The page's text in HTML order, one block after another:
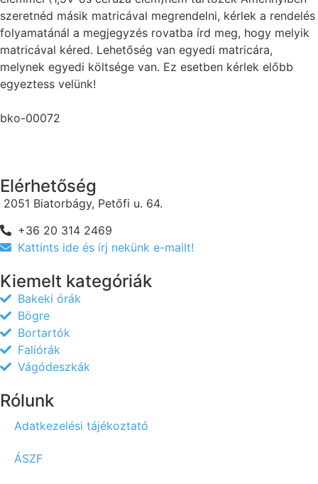
szeretnéd másik matricával megrendelni, kérlek a rendelés
folyamatánál a megjegyzés rovatba írd meg, hogy melyik
matricával kéred. Lehetőség van egyedi matricára,
melynek egyedi költsége van. Ez esetben kérlek előbb
egyeztess velünk!
bko-00072
Elérhetőség
2051 Biatorbágy, Petőfi u. 64.
+36 20 314 2469
Kattints ide és írj nekünk e-mailt!
Kiemelt kategóriák
Bakeki órák
Bögre
Bortartók
Faliórák
Vágódeszkák
Rólunk
Adatkezelési tájékoztató
ÁSZF